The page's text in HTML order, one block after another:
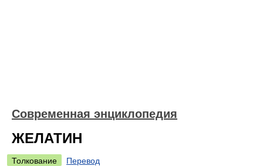
Современная энциклопедия
ЖЕЛАТИН
Толкование
Перевод